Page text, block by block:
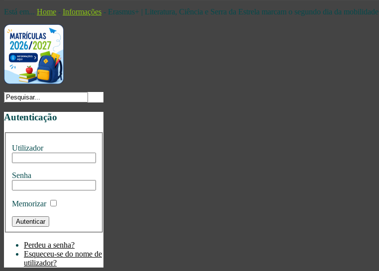
Está em... Home - Informações - Erasmus+ | Literatura, Ciência e Serra da Estrela marcam o segundo dia da mobilidade
Autenticação
Utilizador
Senha
Memorizar
Perdeu a senha?
Esqueceu-se do nome de
utilizador?